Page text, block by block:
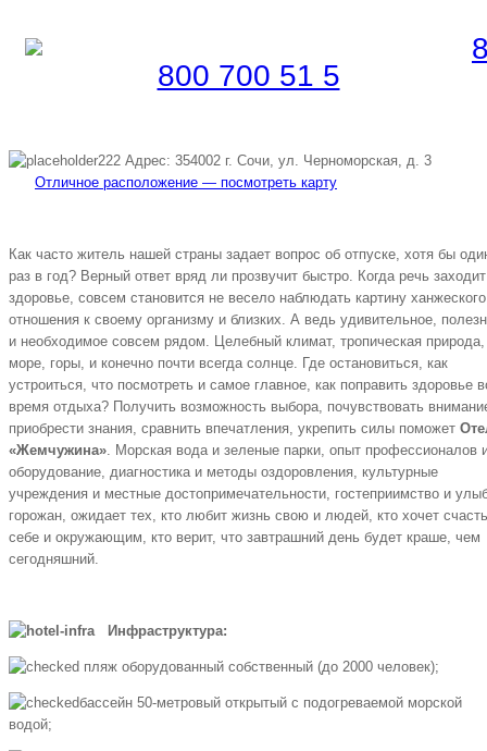
800 700 51 5
Адрес: 354002 г. Сочи, ул. Черноморская, д. 3
Отличное расположение — посмотреть карту
Как часто житель нашей страны задает вопрос об отпуске, хотя бы
раз в год? Верный ответ вряд ли прозвучит быстро. Когда речь
здоровье, совсем становится не весело наблюдать картину ханжеского
отношения к своему организму и близких. А ведь удивительное,
и необходимое совсем рядом. Целебный климат, тропическая природа,
море, горы, и конечно почти всегда солнце. Где остановиться, как
устроиться, что посмотреть и самое главное, как поправить здоровье
время отдыха? Получить возможность выбора, почувствовать
приобрести знания, сравнить впечатления, укрепить силы поможет
«Жемчужина». Морская вода и зеленые парки, опыт профессионалов
оборудование, диагностика и методы оздоровления, культурные
учреждения и местные достопримечательности, гостеприимство и
горожан, ожидает тех, кто любит жизнь свою и людей, кто хочет
себе и окружающим, кто верит, что завтрашний день будет краше, чем
сегодняшний.
Инфраструктура:
пляж оборудованный собственный (до 2000 человек);
бассейн 50-метровый открытый с подогреваемой морской
водой;